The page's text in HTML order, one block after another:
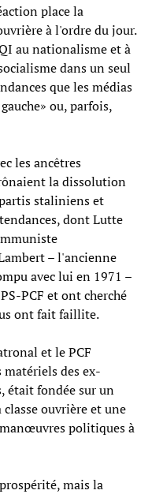
place la
à l'ordre du jour.
au nationalisme et à
dans un seul
que les médias
ou, parfois,
les ancêtres
la dissolution
staliniens et
dont Lutte
– l'ancienne
avec lui en 1971 –
PCF et ont cherché
ont fait faillite.
et le PCF
des ex-
était fondée sur un
ouvrière et une
politiques à
mais la